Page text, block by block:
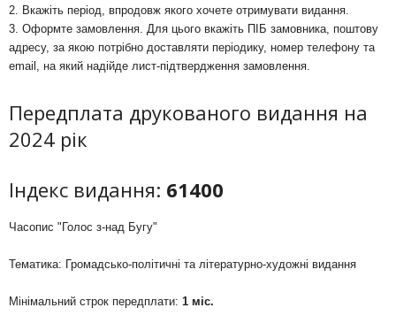
2. Вкажіть період, впродовж якого хочете отримувати видання.
3. Оформте замовлення. Для цього вкажіть ПІБ замовника, поштову
адресу, за якою потрібно доставляти періодику, номер телефону та
email, на який надійде лист-підтвердження замовлення.
Передплата друкованого видання на
2024 рік
Індекс видання: 61400
Часопис "Голос з-над Бугу"
Тематика: Громадсько-політичні та літературно-художні видання
Мінімальний строк передплати: 1 міс.